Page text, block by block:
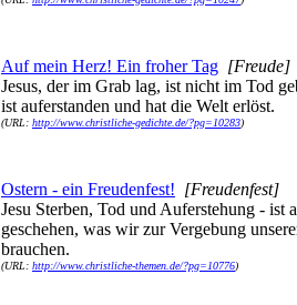
Auf mein Herz! Ein froher Tag [Freude]
Jesus, der im Grab lag, ist nicht im Tod
ist auferstanden und hat die Welt erlöst.
(URL: http://www.christliche-gedichte.de/?pg=10283)
Ostern - ein Freudenfest! [Freudenfest]
Jesu Sterben, Tod und Auferstehung - ist
geschehen, was wir zur Vergebung
brauchen.
(URL: http://www.christliche-themen.de/?pg=10776)